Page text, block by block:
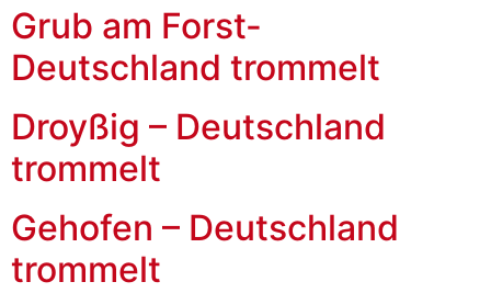
Grub am Forst-
Deutschland trommelt
Droyßig – Deutschland
trommelt
Gehofen – Deutschland
trommelt